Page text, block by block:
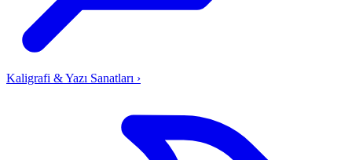
Kaligrafi & Yazı Sanatları ›